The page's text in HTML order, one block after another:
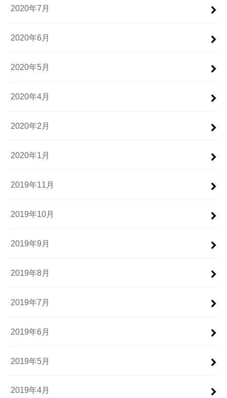
2020年7月
2020年6月
2020年5月
2020年4月
2020年2月
2020年1月
2019年11月
2019年10月
2019年9月
2019年8月
2019年7月
2019年6月
2019年5月
2019年4月